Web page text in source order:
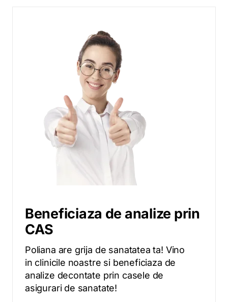
Beneficiaza de analize prin
CAS
Poliana are grija de sanatatea ta! Vino
in clinicile noastre si beneficiaza de
analize decontate prin casele de
asigurari de sanatate!